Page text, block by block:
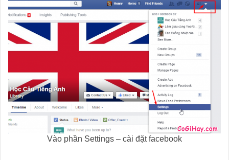
Vào phần Settings – cài đặt facebook